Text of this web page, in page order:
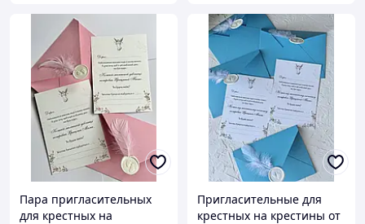
Пара пригласительных
для крестных на
Пригласительные для
крестных на крестины от